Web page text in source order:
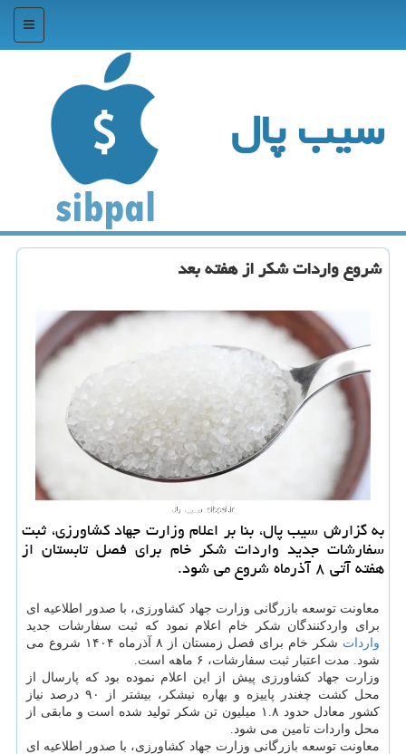
منو
سیب پال
شروع واردات شکر از هفته بعد
به گزارش سیب پال، بنا بر اعلام وزارت جهاد کشاورزی، ثبت
سفارشات جدید واردات شکر خام برای فصل تابستان از
هفته آتی ۸ آذرماه شروع می شود.
معاونت توسعه بازرگانی وزارت جهاد کشاورزی، با صدور اطلاعیه ای
برای واردکنندگان شکر خام اعلام نمود که ثبت سفارشات جدید
واردات
شکر خام برای فصل زمستان از ۸ آذرماه ۱۴۰۴ شروع می
شود. مدت اعتبار ثبت سفارشات، ۶ ماهه است.
وزارت جهاد کشاورزی پیش از این اعلام نموده بود که پارسال از
محل کشت چغندر پاییزه و بهاره نیشکر، بیشتر از ۹۰ درصد نیاز
کشور معادل حدود ۱.۸ میلیون تن شکر تولید شده است و مابقی از
محل واردات تامین می شود.
معاونت توسعه بازرگانی وزارت جهاد کشاورزی، با صدور اطلاعیه ای